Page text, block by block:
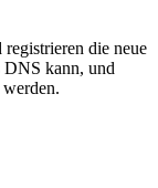
die neue
DNS kann, und